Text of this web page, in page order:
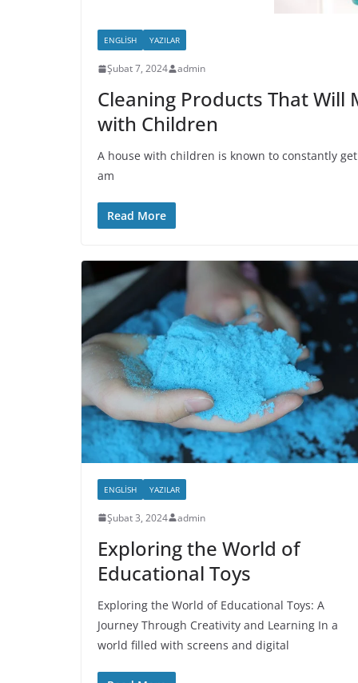
ENGLISH YAZILAR
Şubat 7, 2024 admin
Cleaning Products That Will
with Children
A house with children is known to constantly
am
Read More
ENGLISH YAZILAR
Şubat 3, 2024 admin
Exploring the World of
Educational Toys
Exploring the World of Educational Toys: A
Journey Through Creativity and Learning In a
world filled with screens and digital